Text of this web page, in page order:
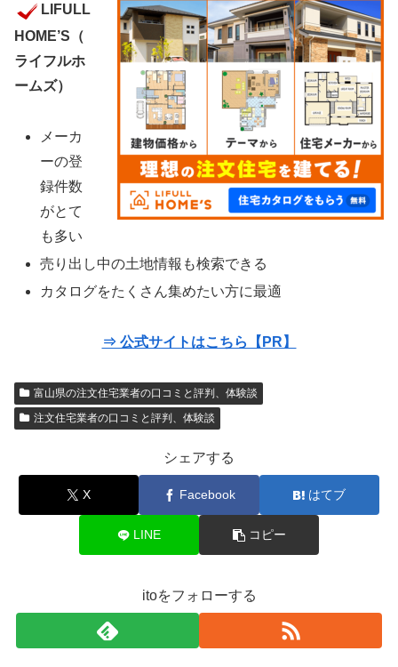
LIFULL
HOME’S（
ライフルホ
ームズ）
メーカ
ーの登
録件数
がとて
も多い
売り出し中の土地情報も検索できる
カタログをたくさん集めたい方に最適
⇒ 公式サイトはこちら【PR】
富山県の注文住宅業者の口コミと評判、体験談
注文住宅業者の口コミと評判、体験談
シェアする
X Facebook はてブ
LINE コピー
itoをフォローする